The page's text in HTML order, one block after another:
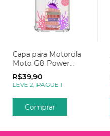
Capa para Motorola
Moto G8 Power
Sereias Troco
Problemas por Livros
R$39,90
LEVE 2, PAGUE 1
Comprar